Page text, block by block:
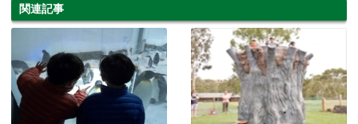
関連記事